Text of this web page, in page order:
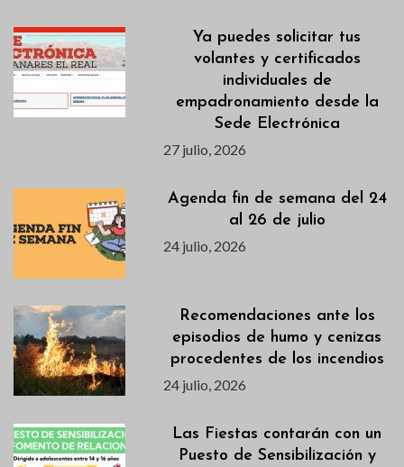
Ya puedes solicitar tus
volantes y certificados
individuales de
empadronamiento desde la
Sede Electrónica
27 julio, 2026
Agenda fin de semana del 24
al 26 de julio
24 julio, 2026
Recomendaciones ante los
episodios de humo y cenizas
procedentes de los incendios
24 julio, 2026
Las Fiestas contarán con un
Puesto de Sensibilización y